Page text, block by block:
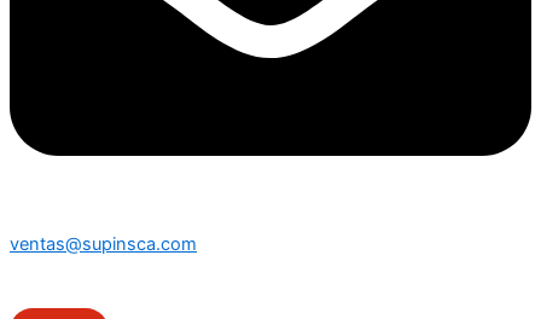
ventas@supinsca.com